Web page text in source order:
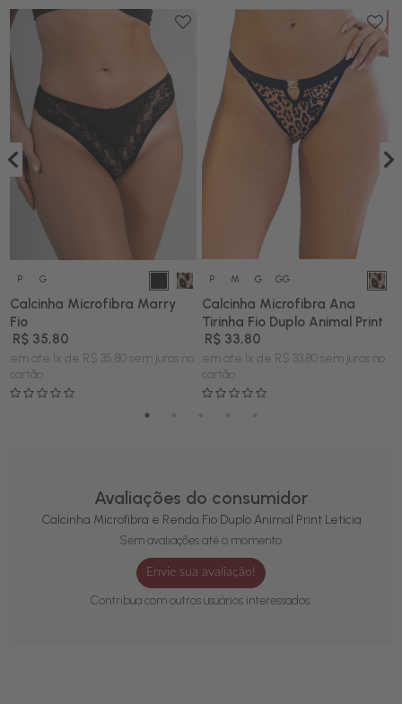
P G
Calcinha Microfibra Marry
Fio
R$ 35,80
em até 1x de R$ 35,80 sem juros no
cartão
P M G GG
Calcinha Microfibra Ana
Tirinha Fio Duplo Animal Print
R$ 33,80
em até 1x de R$ 33,80 sem juros no
cartão
Avaliações do consumidor
Calcinha Microfibra e Renda Fio Duplo Animal Print Leticia
Sem avaliações até o momento.
Envie sua avaliação!
Contribua com outros usuários interessados.